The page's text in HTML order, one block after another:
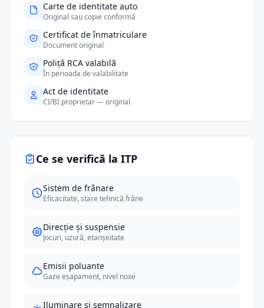
Carte de identitate auto
Original sau copie conformă
Certificat de înmatriculare
Document original
Poliță RCA valabilă
În perioada de valabilitate
Act de identitate
CI/BI proprietar — original
Ce se verifică la ITP
Sistem de frânare
Eficacitate, stare tehnică frâne
Direcție și suspensie
Jocuri, uzură, etanșeitate
Emisii poluante
Gaze eșapament, nivel noxe
Iluminare și semnalizare